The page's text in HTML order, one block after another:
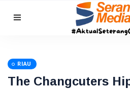
BINTAN
Seleksi
Komisaris
Aug,
2026
RIAU
The Changcuters